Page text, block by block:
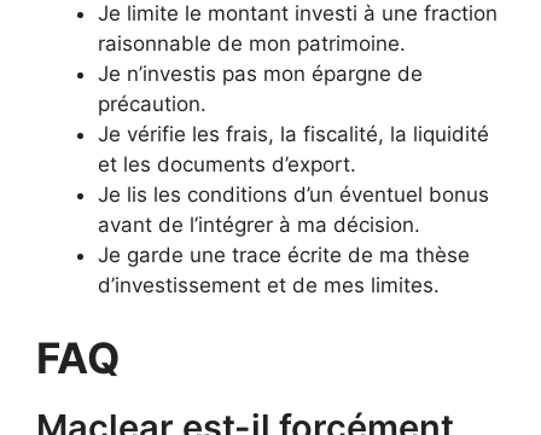
Je limite le montant investi à une fraction
raisonnable de mon patrimoine.
Je n’investis pas mon épargne de
précaution.
Je vérifie les frais, la fiscalité, la liquidité
et les documents d’export.
Je lis les conditions d’un éventuel bonus
avant de l’intégrer à ma décision.
Je garde une trace écrite de ma thèse
d’investissement et de mes limites.
FAQ
Maclear est-il forcément